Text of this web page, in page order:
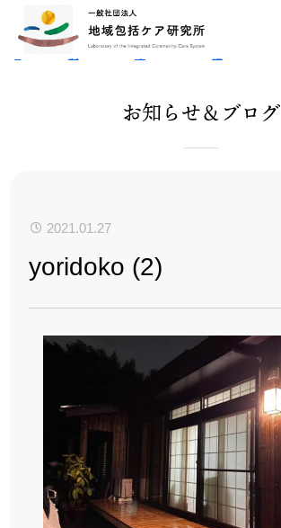
Hom
>
活動事
>
まちづく
>
お知らせ＆ブログ
2021.01.27
yoridoko (2)